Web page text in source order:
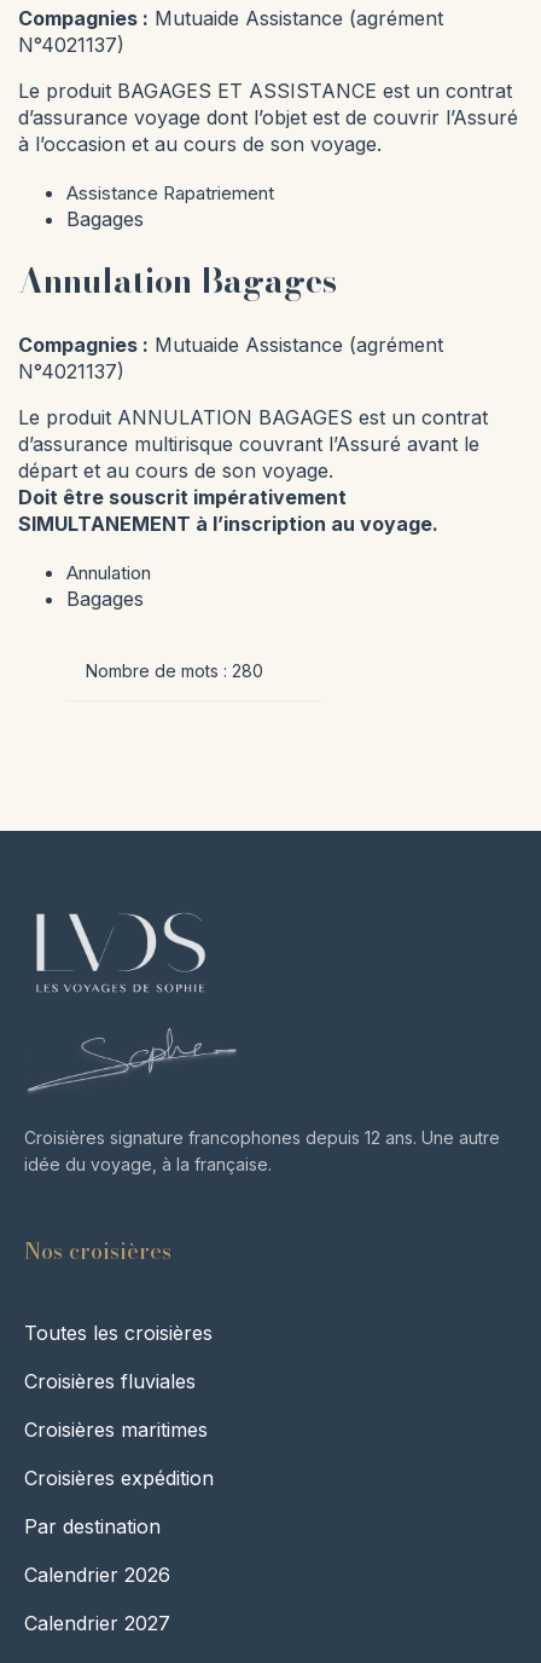
Compagnies : Mutuaide Assistance (agrément
N°4021137)
Le produit BAGAGES ET ASSISTANCE est un contrat
d’assurance voyage dont l’objet est de couvrir l’Assuré
à l’occasion et au cours de son voyage.
Assistance Rapatriement
Bagages
Annulation Bagages
Compagnies : Mutuaide Assistance (agrément
N°4021137)
Le produit ANNULATION BAGAGES est un contrat
d’assurance multirisque couvrant l’Assuré avant le
départ et au cours de son voyage.
Doit être souscrit impérativement
SIMULTANEMENT à l’inscription au voyage.
Annulation
Bagages
Nombre de mots : 280
EN DIRECT
Échangez avec une
conseillère.
Une question sur le dress code, l'embarquement
ou autre chose ? Séverine ou Sandrine y
répondent.
Ce matin Cet après-midi Demain
Croisières signature francophones depuis 12 ans. Une autre
idée du voyage, à la française.
Nos croisières
Toutes les croisières
Croisières fluviales
Croisières maritimes
Croisières expédition
Par destination
Calendrier 2026
Calendrier 2027